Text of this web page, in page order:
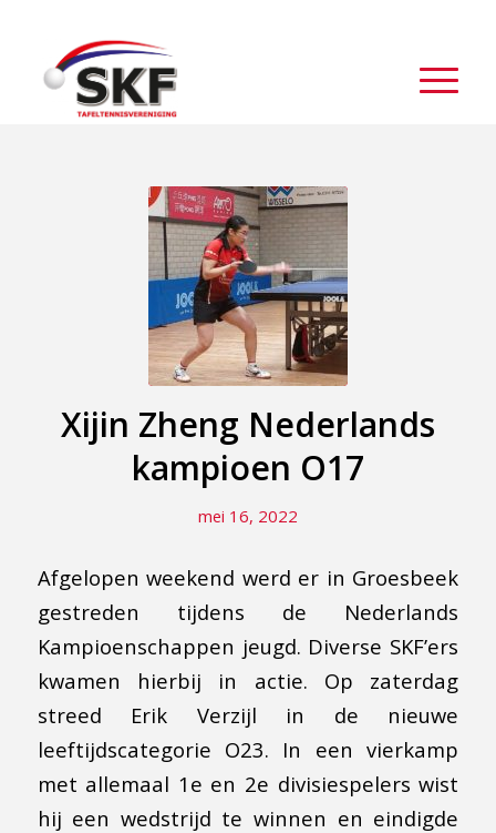
Xijin Zheng Nederlands
kampioen O17
mei 16, 2022
Afgelopen weekend werd er in Groesbeek
gestreden tijdens de Nederlands
Kampioenschappen jeugd. Diverse SKF’ers
kwamen hierbij in actie. Op zaterdag
streed Erik Verzijl in de nieuwe
leeftijdscategorie O23. In een vierkamp
met allemaal 1e en 2e divisiespelers wist
hij een wedstrijd te winnen en eindigde